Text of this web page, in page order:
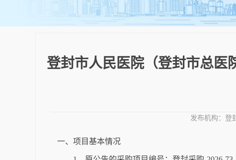
登封市人民医院（登封市总医
发布机构： 登
一、项目基本情况